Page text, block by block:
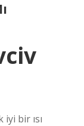
bir ısı